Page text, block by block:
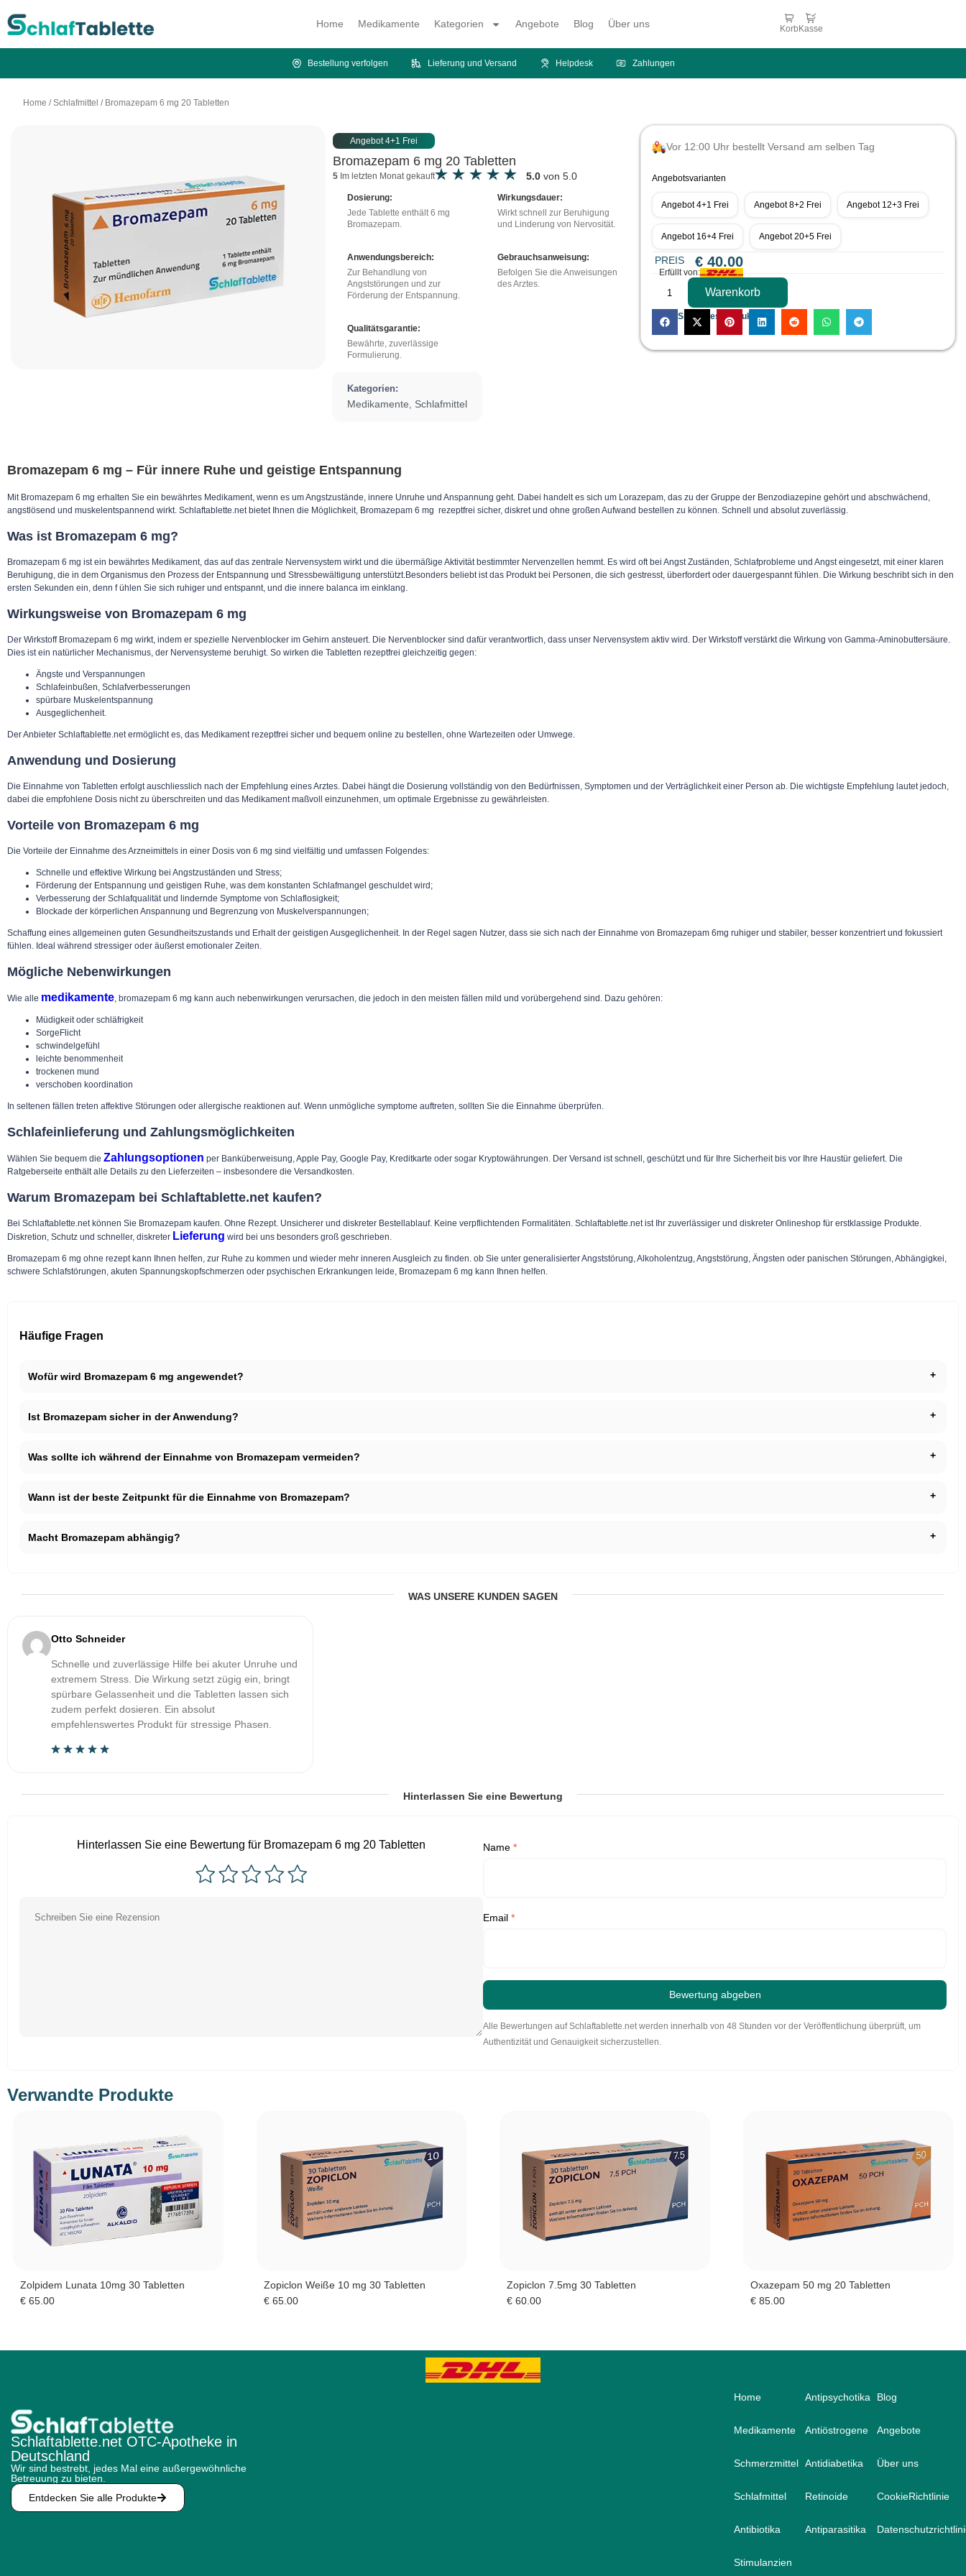
Home Medikamente Kategorien Angebote Blog Über uns Korb Kasse
Bestellung verfolgen Lieferung und Versand Helpdesk Zahlungen
Home /Schlafmittel / Bromazepam 6 mg 20 Tabletten
Angebot 4+1 Frei
Bromazepam 6 mg 20 Tabletten
5Im letzten Monat gekauft 5.0von 5.0
Dosierung:
Jede Tablette enthält 6 mg
Bromazepam.
Wirkungsdauer:
Wirkt schnell zur Beruhigung
und Linderung von Nervosität.
Anwendungsbereich:
Zur Behandlung von
Angststörungen und zur
Förderung der Entspannung.
Gebrauchsanweisung:
Befolgen Sie die Anweisungen
des Arztes.
Qualitätsgarantie:
Bewährte, zuverlässige
Formulierung.
Kategorien:
Medikamente, Schlafmittel
Vor 12:00 Uhr bestellt Versand am selben Tag
Angebotsvarianten
Angebot 4+1 Frei Angebot 8+2 Frei Angebot 12+3 Frei
Angebot 16+4 Frei Angebot 20+5 Frei
PREIS €40.00
Erfüllt von:
Warenkorb
Teilen Sie dieses Produkt:
Bromazepam 6 mg – Für innere Ruhe und geistige Entspannung
Mit Bromazepam 6 mg erhalten Sie ein bewährtes Medikament, wenn es um Angstzustände, innere Unruhe und Anspannung geht. Dabei handelt es sich um Lorazepam, das zu der Gruppe der Benzodiazepine gehört und abschwächend,
angstlösend und muskelentspannend wirkt. Schlaftablette.net bietet Ihnen die Möglichkeit, Bromazepam 6 mg rezeptfrei sicher, diskret und ohne großen Aufwand bestellen zu können. Schnell und absolut zuverlässig.
Was ist Bromazepam 6 mg?
Bromazepam 6 mg ist ein bewährtes Medikament, das auf das zentrale Nervensystem wirkt und die übermäßige Aktivität bestimmter Nervenzellen hemmt. Es wird oft bei Angst Zuständen, Schlafprobleme und Angst eingesetzt, mit einer klaren
Beruhigung, die in dem Organismus den Prozess der Entspannung und Stressbewältigung unterstützt.Besonders beliebt ist das Produkt bei Personen, die sich gestresst, überfordert oder dauergespannt fühlen. Die Wirkung beschribt sich in den
ersten Sekunden ein, denn f ühlen Sie sich ruhiger und entspannt, und die innere balanca im einklang.
Wirkungsweise von Bromazepam 6 mg
Der Wirkstoff Bromazepam 6 mg wirkt, indem er spezielle Nervenblocker im Gehirn ansteuert. Die Nervenblocker sind dafür verantwortlich, dass unser Nervensystem aktiv wird. Der Wirkstoff verstärkt die Wirkung von Gamma-Aminobuttersäure.
Dies ist ein natürlicher Mechanismus, der Nervensysteme beruhigt. So wirken die Tabletten rezeptfrei gleichzeitig gegen:
Ängste und Verspannungen
Schlafeinbußen, Schlafverbesserungen
spürbare Muskelentspannung
Ausgeglichenheit.
Der Anbieter Schlaftablette.net ermöglicht es, das Medikament rezeptfrei sicher und bequem online zu bestellen, ohne Wartezeiten oder Umwege.
Anwendung und Dosierung
Die Einnahme von Tabletten erfolgt auschliesslich nach der Empfehlung eines Arztes. Dabei hängt die Dosierung vollständig von den Bedürfnissen, Symptomen und der Verträglichkeit einer Person ab. Die wichtigste Empfehlung lautet jedoch,
dabei die empfohlene Dosis nicht zu überschreiten und das Medikament maßvoll einzunehmen, um optimale Ergebnisse zu gewährleisten.
Vorteile von Bromazepam 6 mg
Die Vorteile der Einnahme des Arzneimittels in einer Dosis von 6 mg sind vielfältig und umfassen Folgendes:
Schnelle und effektive Wirkung bei Angstzuständen und Stress;
Förderung der Entspannung und geistigen Ruhe, was dem konstanten Schlafmangel geschuldet wird;
Verbesserung der Schlafqualität und lindernde Symptome von Schlaflosigkeit;
Blockade der körperlichen Anspannung und Begrenzung von Muskelverspannungen;
Schaffung eines allgemeinen guten Gesundheitszustands und Erhalt der geistigen Ausgeglichenheit. In der Regel sagen Nutzer, dass sie sich nach der Einnahme von Bromazepam 6mg ruhiger und stabiler, besser konzentriert und fokussiert
fühlen. Ideal während stressiger oder äußerst emotionaler Zeiten.
Mögliche Nebenwirkungen
Wie alle medikamente, bromazepam 6 mg kann auch nebenwirkungen verursachen, die jedoch in den meisten fällen mild und vorübergehend sind. Dazu gehören:
Müdigkeit oder schläfrigkeit
SorgeFlicht
schwindelgefühl
leichte benommenheit
trockenen mund
verschoben koordination
In seltenen fällen treten affektive Störungen oder allergische reaktionen auf. Wenn unmögliche symptome auftreten, sollten Sie die Einnahme überprüfen.
Schlafeinlieferung und Zahlungsmöglichkeiten
Wählen Sie bequem die Zahlungsoptionen per Banküberweisung, Apple Pay, Google Pay, Kreditkarte oder sogar Kryptowährungen. Der Versand ist schnell, geschützt und für Ihre Sicherheit bis vor Ihre Haustür geliefert. Die
Ratgeberseite enthält alle Details zu den Lieferzeiten – insbesondere die Versandkosten.
Warum Bromazepam bei Schlaftablette.net kaufen?
Bei Schlaftablette.net können Sie Bromazepam kaufen. Ohne Rezept. Unsicherer und diskreter Bestellablauf. Keine verpflichtenden Formalitäten. Schlaftablette.net ist Ihr zuverlässiger und diskreter Onlineshop für erstklassige Produkte.
Diskretion, Schutz und schneller, diskreter Lieferung wird bei uns besonders groß geschrieben.
Bromazepam 6 mg ohne rezept kann Ihnen helfen, zur Ruhe zu kommen und wieder mehr inneren Ausgleich zu finden. ob Sie unter generalisierter Angststörung, Alkoholentzug, Angststörung, Ängsten oder panischen Störungen, Abhängigkei,
schwere Schlafstörungen, akuten Spannungskopfschmerzen oder psychischen Erkrankungen leide, Bromazepam 6 mg kann Ihnen helfen.
Häufige Fragen
Wofür wird Bromazepam 6 mg angewendet?
Ist Bromazepam sicher in der Anwendung?
Was sollte ich während der Einnahme von Bromazepam vermeiden?
Wann ist der beste Zeitpunkt für die Einnahme von Bromazepam?
Macht Bromazepam abhängig?
WAS UNSERE KUNDEN SAGEN
Otto Schneider
Schnelle und zuverlässige Hilfe bei akuter Unruhe und
extremem Stress. Die Wirkung setzt zügig ein, bringt
spürbare Gelassenheit und die Tabletten lassen sich
zudem perfekt dosieren. Ein absolut
empfehlenswertes Produkt für stressige Phasen.
Hinterlassen Sie eine Bewertung
Hinterlassen Sie eine Bewertung für Bromazepam 6 mg 20 Tabletten Name *
Email *
Bewertung abgeben
Alle Bewertungen auf Schlaftablette.net werden innerhalb von 48 Stunden vor der Veröffentlichung überprüft, um
Authentizität und Genauigkeit sicherzustellen.
Verwandte Produkte
Zolpidem Lunata 10mg 30 Tabletten
€ 65.00
Zopiclon Weiße 10 mg 30 Tabletten
€65.00
Zopiclon 7.5mg 30 Tabletten
€ 60.00
Oxazepam 50 mg 20 Tabletten
€85.00
Schlaftablette.net OTC-Apotheke in
Deutschland
Wir sind bestrebt, jedes Mal eine außergewöhnliche
Betreuung zu bieten.
Entdecken Sie alle Produkte
Home
Medikamente
Schmerzmittel
Schlafmittel
Antibiotika
Stimulanzien
Antipsychotika
Antiöstrogene
Antidiabetika
Retinoide
Antiparasitika
Blog
Angebote
Über uns
CookieRichtlinie